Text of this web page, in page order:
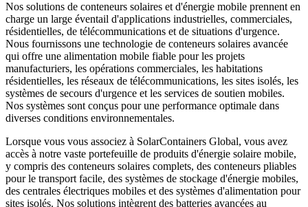
Nos solutions de conteneurs solaires et d'énergie mobile prennent en
charge un large éventail d'applications industrielles, commerciales,
résidentielles, de télécommunications et de situations d'urgence.
Nous fournissons une technologie de conteneurs solaires avancée
qui offre une alimentation mobile fiable pour les projets
manufacturiers, les opérations commerciales, les habitations
résidentielles, les réseaux de télécommunications, les sites isolés, les
systèmes de secours d'urgence et les services de soutien mobiles.
Nos systèmes sont conçus pour une performance optimale dans
diverses conditions environnementales.
Lorsque vous vous associez à SolarContainers Global, vous avez
accès à notre vaste portefeuille de produits d'énergie solaire mobile,
y compris des conteneurs solaires complets, des conteneurs pliables
pour le transport facile, des systèmes de stockage d'énergie mobiles,
des centrales électriques mobiles et des systèmes d'alimentation pour
sites isolés. Nos solutions intègrent des batteries avancées au